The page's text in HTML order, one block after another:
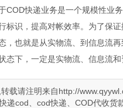
COD快递业务是一个规模性业
标识，提高对帐效率。为了保
，也就是从实物流、到信息流
态下，一定是实物流、信息流
载请注明来自http://
递cod、cod快递、COD代收